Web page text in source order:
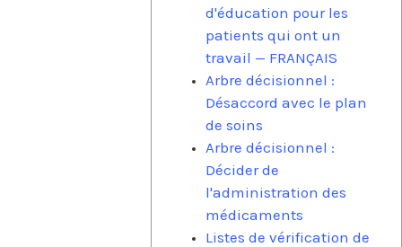
d'éducation pour les
patients qui ont un
travail — FRANÇAIS
Arbre décisionnel :
Désaccord avec le plan
de soins
Arbre décisionnel :
Décider de
l'administration des
médicaments
Listes de vérification de